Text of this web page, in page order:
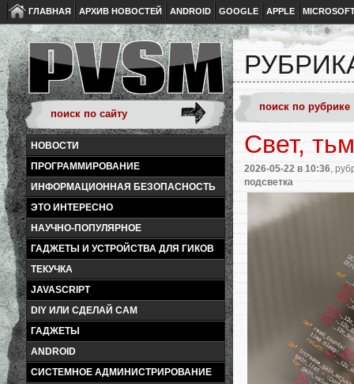
ГЛАВНАЯ АРХИВ НОВОСТЕЙ ANDROID GOOGLE APPLE
НОВОСТИ
ПРОГРАММИРОВАНИЕ
ИНФОРМАЦИОННАЯ БЕЗОПАСНОСТЬ
ЭТО ИНТЕРЕСНО
НАУЧНО-ПОПУЛЯРНОЕ
ГАДЖЕТЫ И УСТРОЙСТВА ДЛЯ ГИКОВ
ТЕКУЧКА
JAVASCRIPT
DIY ИЛИ СДЕЛАЙ САМ
ГАДЖЕТЫ
ANDROID
СИСТЕМНОЕ АДМИНИСТРИРОВАНИЕ
Свет,
2026-05-22 в 10:36 ,
подсветка